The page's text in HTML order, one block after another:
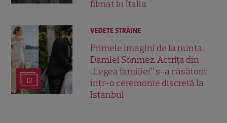
filmat în Italia
13
VEDETE STRĂINE
Primele imagini de la nunta
Damlei Sönmez. Actrița din
„Legea familiei” s-a căsătorit
într-o ceremonie discretă la
Istanbul